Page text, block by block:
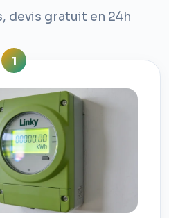
devis gratuit en 24h
1